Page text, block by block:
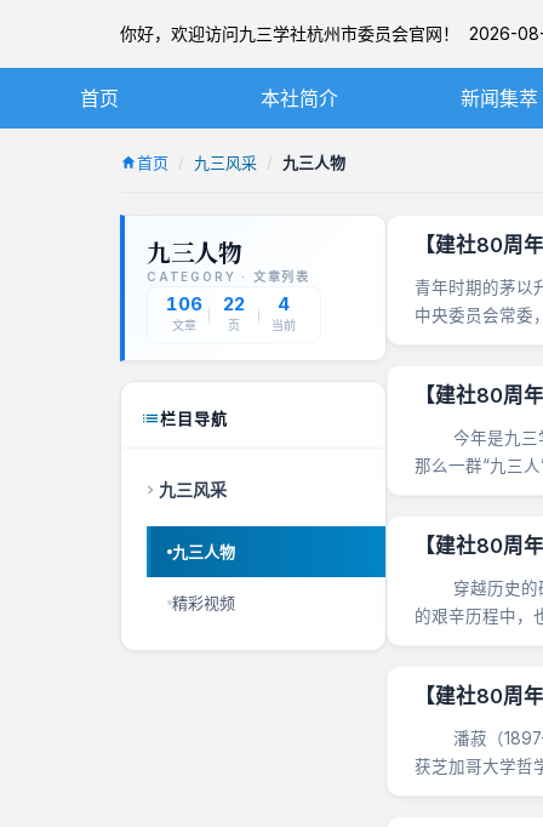
你好，欢迎访问九三学社杭州市委员会官网！ 2026-
首页 本社简介
九三学社简介
本届市委
新闻集萃
图片新闻
首页 九三风采 九三人物
九三人物
CATEGORY · 文章列表
106
文章
22
页
4
当前
栏目导航
九三风采
九三人物
精彩视频
【建社80周
青年时期的茅
中央委员会常
独......
【建社80周
今年是九三学
那么一群“九三
革开放到推进中
【建社80周
穿越历史的硝
的艰辛历程中，
实 &nbsp......
【建社80周
潘菽（
获芝加哥大学哲
新中国成立后，